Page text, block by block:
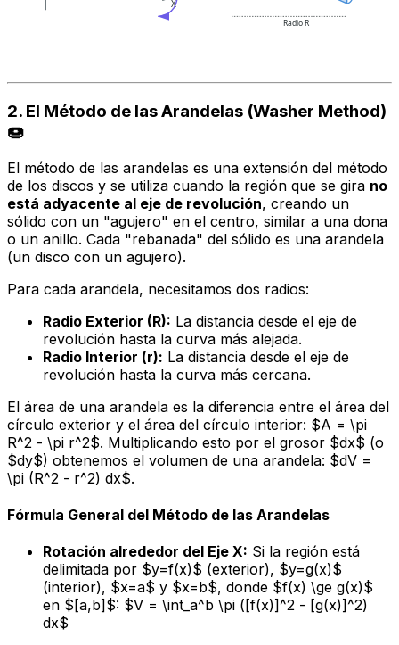
X
Radio R
2. El Método de las Arandelas (Washer Method)
🍩
El método de las arandelas es una extensión del método
de los discos y se utiliza cuando la región que se gira no
está adyacente al eje de revolución, creando un
sólido con un "agujero" en el centro, similar a una dona
o un anillo. Cada "rebanada" del sólido es una arandela
(un disco con un agujero).
Para cada arandela, necesitamos dos radios:
Radio Exterior (R): La distancia desde el eje de
revolución hasta la curva más alejada.
Radio Interior (r): La distancia desde el eje de
revolución hasta la curva más cercana.
El área de una arandela es la diferencia entre el área del
círculo exterior y el área del círculo interior: $A = \pi
R^2 - \pi r^2$. Multiplicando esto por el grosor $dx$ (o
$dy$) obtenemos el volumen de una arandela: $dV =
\pi (R^2 - r^2) dx$.
Fórmula General del Método de las Arandelas
Rotación alrededor del Eje X: Si la región está
delimitada por $y=f(x)$ (exterior), $y=g(x)$
(interior), $x=a$ y $x=b$, donde $f(x) \ge g(x)$
en $[a,b]$: $V = \int_a^b \pi ([f(x)]^2 - [g(x)]^2)
dx$